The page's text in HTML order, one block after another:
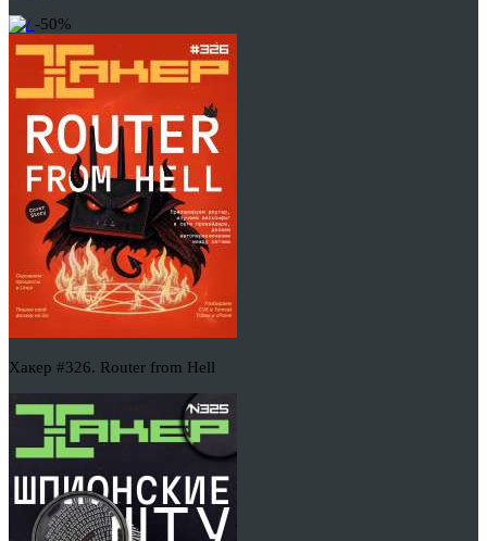
-50%
Хакер #326. Router from Hell